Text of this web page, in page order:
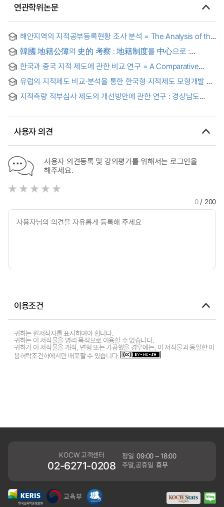
연관학위논문
해안지역의 지적공부등록현황 조사 분석 = The Analysis of the
coastline data registered in cadastral records
韓國 地籍公簿의 史的 考察 : 地籍制度를 中心으로 :
official cadastral books based on historical consideration :
Centered on cadastral system ; From the ancient time to
Deahan imperial epoch
한국과 중국 지적 제도에 관한 비교 연구 = A Comparative
China
유럽의 지적제도 비교·분석을 통한 한국형 지적제도 모형개발 =
analysis ofCadastral System in Europe
지적측량 적부심사 제도의 개선방안에 관한 연구 : 경상남도
사용자 의견
사용자 의견등록 및 강의평가를 위해서는 로그인을
해주세요.
0/ 200
이용조건
귀하는 원저작자를 표시하여야 합니다.
귀하는 이 저작물을 영리 목적으로 이용할 수 없습니다.
귀하가 이 저작물을 개작, 변형 또는 가공했을 경우에는, 이 저작물과 동일한 이
용허락조건하에서만 배포할 수 있습니다.
KOCW 고객센터
02-6271-0208
평일 09:00 ~ 18:00
주말,공휴일 휴무